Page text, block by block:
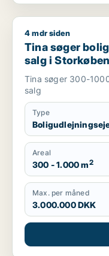
Tina søger
4 mdr siden
Tina søger
salg i
Tina søger 300-
salg
Type
Areal
300 - 1.000 m2
Max. per måned
3.000.000 DKK